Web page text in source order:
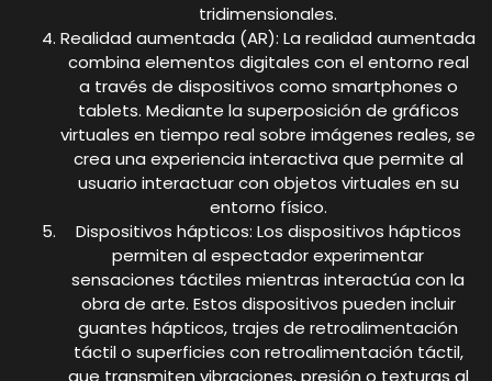
tridimensionales.
Realidad aumentada (AR): La realidad aumentada
combina elementos digitales con el entorno real
a través de dispositivos como smartphones o
tablets. Mediante la superposición de gráficos
virtuales en tiempo real sobre imágenes reales, se
crea una experiencia interactiva que permite al
usuario interactuar con objetos virtuales en su
entorno físico.
Dispositivos hápticos: Los dispositivos hápticos
permiten al espectador experimentar
sensaciones táctiles mientras interactúa con la
obra de arte. Estos dispositivos pueden incluir
guantes hápticos, trajes de retroalimentación
táctil o superficies con retroalimentación táctil,
que transmiten vibraciones, presión o texturas al